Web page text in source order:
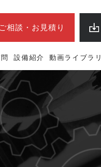
ご相談・お見積り
設備紹介 動画ライブラリ